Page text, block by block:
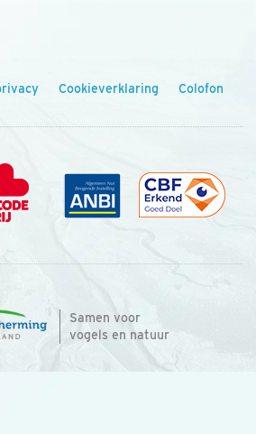
Cookieverklaring Colofon
Samen voor
vogels en natuur